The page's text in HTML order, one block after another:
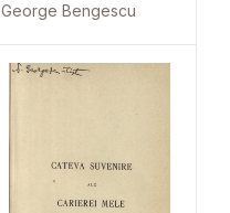
George Bengescu